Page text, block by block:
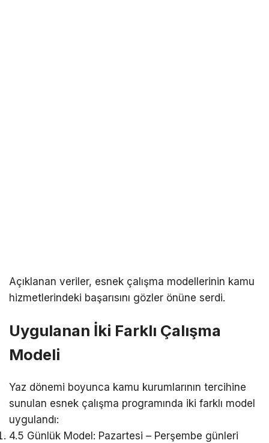
Açıklanan veriler, esnek çalışma modellerinin kamu
hizmetlerindeki başarısını gözler önüne serdi.
Uygulanan İki Farklı Çalışma
Modeli
Yaz dönemi boyunca kamu kurumlarının tercihine
sunulan esnek çalışma programında iki farklı model
uygulandı:
4.5 Günlük Model: Pazartesi – Perşembe günleri